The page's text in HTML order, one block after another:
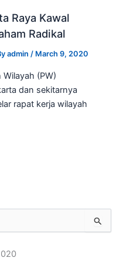
Raya Kawal
Radikal
admin/ March 9, 2020
Wilayah (PW)
dan sekitarnya
rapat kerja wilayah